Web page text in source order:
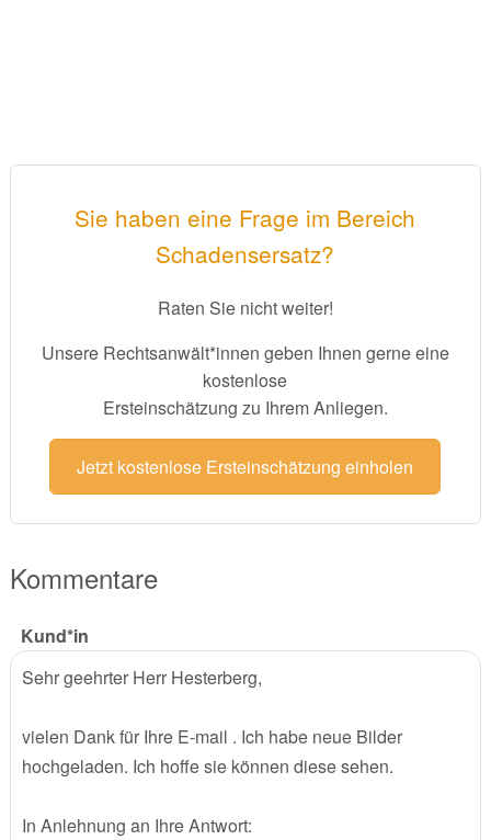
Sie haben eine Frage im Bereich
Schadensersatz?
Raten Sie nicht weiter!
Unsere Rechtsanwält*innen geben Ihnen gerne eine
kostenlose
Ersteinschätzung zu Ihrem Anliegen.
Jetzt kostenlose Ersteinschätzung einholen
Kommentare
Kund*in
Sehr geehrter Herr Hesterberg,
vielen Dank für Ihre E-mail . Ich habe neue Bilder
hochgeladen. Ich hoffe sie können diese sehen.
In Anlehnung an Ihre Antwort: